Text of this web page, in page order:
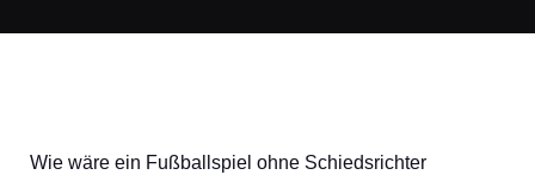
Wie wäre ein Fußballspiel ohne Schiedsrichter